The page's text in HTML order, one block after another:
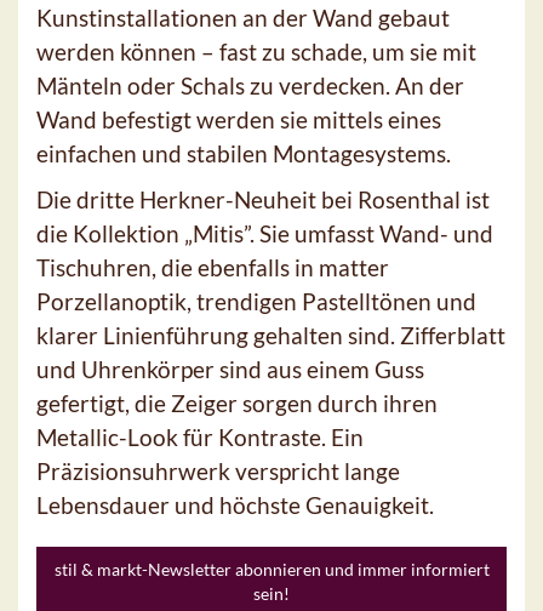
Kunstinstallationen an der Wand gebaut
werden können – fast zu schade, um sie mit
Mänteln oder Schals zu verdecken. An der
Wand befestigt werden sie mittels eines
einfachen und stabilen Montagesystems.
Die dritte Herkner-Neuheit bei Rosenthal ist
die Kollektion „Mitis”. Sie umfasst Wand- und
Tischuhren, die ebenfalls in matter
Porzellanoptik, trendigen Pastelltönen und
klarer Linienführung gehalten sind. Zifferblatt
und Uhrenkörper sind aus einem Guss
gefertigt, die Zeiger sorgen durch ihren
Metallic-Look für Kontraste. Ein
Präzisionsuhrwerk verspricht lange
Lebensdauer und höchste Genauigkeit.
stil & markt-Newsletter abonnieren und immer informiert
sein!